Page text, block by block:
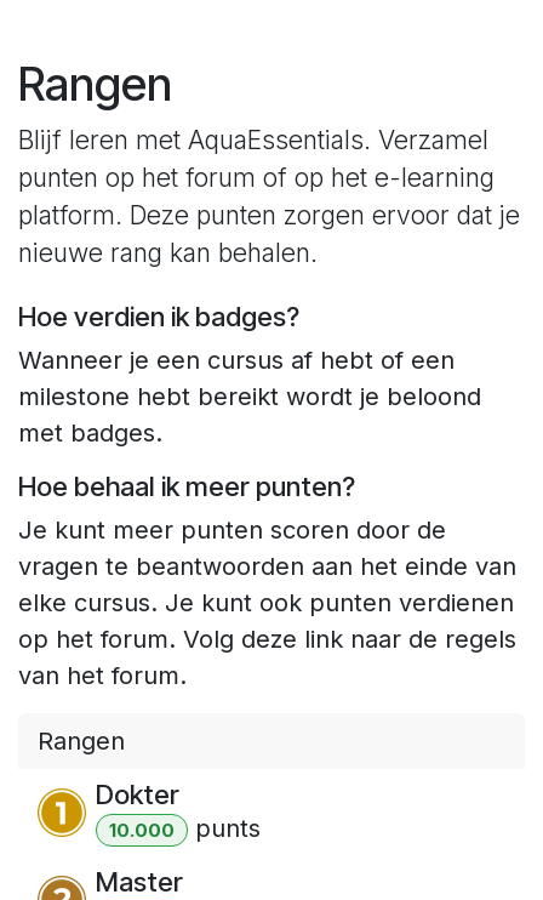
Rangen
Blijf leren met AquaEssentials. Verzamel
punten op het forum of op het e-learning
platform. Deze punten zorgen ervoor dat je
nieuwe rang kan behalen.
Hoe verdien ik badges?
Wanneer je een cursus af hebt of een
milestone hebt bereikt wordt je beloond
met badges.
Hoe behaal ik meer punten?
Je kunt meer punten scoren door de
vragen te beantwoorden aan het einde van
elke cursus. Je kunt ook punten verdienen
op het forum. Volg deze link naar de regels
van het forum.
Rangen
Dokter
10.000 punts
Master